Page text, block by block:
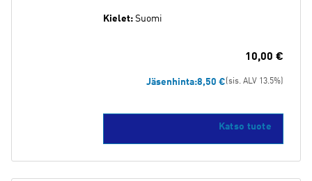
Kielet: Suomi
10,00 €
Jäsenhinta:8,50 € (sis. ALV 13.5%)
Katso tuote